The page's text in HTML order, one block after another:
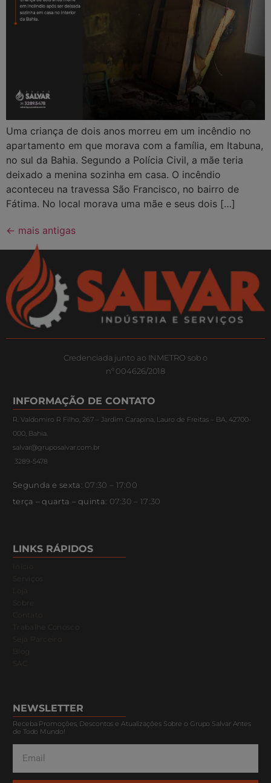
Uma criança de dois anos morreu em um incêndio no
apartamento em que morava com a família, em Itabuna,
no sul da Bahia. Segundo a Polícia Civil, a mãe teria
deixado a menina sozinha em casa. O incêndio
aconteceu na travessa São Francisco, no bairro de
Fátima. No local morava uma mãe e seus dois […]
← mais antigas
Credenciada junto ao INMETRO sob o
nº 004626/2018
INFORMAÇÃO DE CONTATO
R. Valdomiro R Filho, 267 – Jardim Carapina, Lauro de Freitas – BA, 42700-
000, Bahia.
salvar@gruposalvar.com.br
3289-5478
Segunda e sexta: 07:30 – 17:00
terça – quarta – quinta: 07:30 – 17:30
LINKS RÁPIDOS
Sobre
Contato
Trabalhe Conosco
Blog
SAC
NEWSLETTER
Receba Promoções, Descontos e Atualizações Sobre o Grupo Salvar Antes
de Todo Mundo!